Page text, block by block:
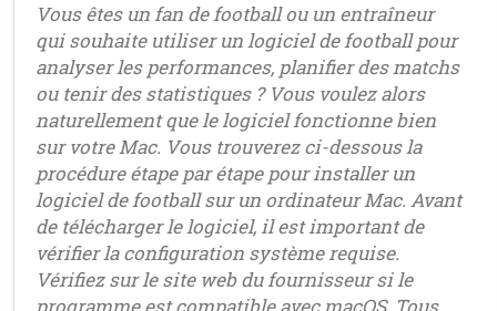
Vous êtes un fan de football ou un entraîneur
qui souhaite utiliser un logiciel de football pour
analyser les performances, planifier des matchs
ou tenir des statistiques ? Vous voulez alors
naturellement que le logiciel fonctionne bien
sur votre Mac. Vous trouverez ci-dessous la
procédure étape par étape pour installer un
logiciel de football sur un ordinateur Mac. Avant
de télécharger le logiciel, il est important de
vérifier la configuration système requise.
Vérifiez sur le site web du fournisseur si le